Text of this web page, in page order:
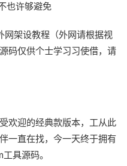
也许够避免
网架设教程（外网请根据视
码仅供个士学习习使借，请
欢迎的经典款版本，工从此
一直在找，今一天终于拥有
具源码。